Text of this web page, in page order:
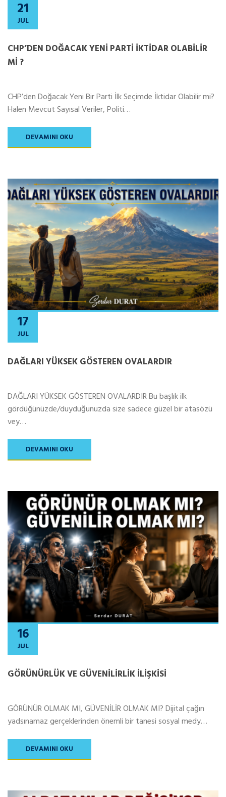
21
JUL
CHP’DEN DOĞACAK YENİ PARTİ İKTİDAR OLABİLİR
Mİ ?
CHP’den Doğacak Yeni Bir Parti İlk Seçimde İktidar Olabilir mi?
Halen Mevcut Sayısal Veriler, Politi…
DEVAMINI OKU
17
JUL
DAĞLARI YÜKSEK GÖSTEREN OVALARDIR
DAĞLARI YÜKSEK GÖSTEREN OVALARDIR Bu başlık ilk
gördüğünüzde/duyduğunuzda size sadece güzel bir atasözü
vey…
DEVAMINI OKU
16
JUL
GÖRÜNÜRLÜK VE GÜVENİLİRLİK İLİŞKİSİ
GÖRÜNÜR OLMAK MI, GÜVENİLİR OLMAK MI? Dijital çağın
yadsınamaz gerçeklerinden önemli bir tanesi sosyal medy…
DEVAMINI OKU